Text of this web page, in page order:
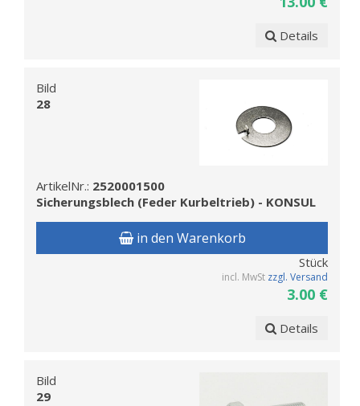
Details
Bild
28
ArtikelNr.: 2520001500
Sicherungsblech (Feder Kurbeltrieb) - KONSUL
in den Warenkorb
Stück
incl. MwSt zzgl. Versand
3.00 €
Details
Bild
29